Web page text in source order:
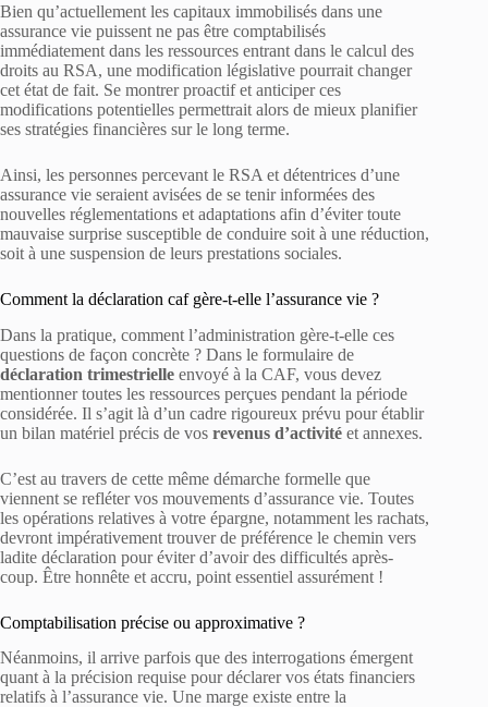
Bien qu’actuellement les capitaux immobilisés dans une
assurance vie puissent ne pas être comptabilisés
immédiatement dans les ressources entrant dans le calcul des
droits au RSA, une modification législative pourrait changer
cet état de fait. Se montrer proactif et anticiper ces
modifications potentielles permettrait alors de mieux planifier
ses stratégies financières sur le long terme.
Ainsi, les personnes percevant le RSA et détentrices d’une
assurance vie seraient avisées de se tenir informées des
nouvelles réglementations et adaptations afin d’éviter toute
mauvaise surprise susceptible de conduire soit à une réduction,
soit à une suspension de leurs prestations sociales.
Comment la déclaration caf gère-t-elle l’assurance vie ?
Dans la pratique, comment l’administration gère-t-elle ces
questions de façon concrète ? Dans le formulaire de
déclaration trimestrielle envoyé à la CAF, vous devez
mentionner toutes les ressources perçues pendant la période
considérée. Il s’agit là d’un cadre rigoureux prévu pour établir
un bilan matériel précis de vos revenus d’activité et annexes.
C’est au travers de cette même démarche formelle que
viennent se refléter vos mouvements d’assurance vie. Toutes
les opérations relatives à votre épargne, notamment les rachats,
devront impérativement trouver de préférence le chemin vers
ladite déclaration pour éviter d’avoir des difficultés après-
coup. Être honnête et accru, point essentiel assurément !
Comptabilisation précise ou approximative ?
Néanmoins, il arrive parfois que des interrogations émergent
quant à la précision requise pour déclarer vos états financiers
relatifs à l’assurance vie. Une marge existe entre la